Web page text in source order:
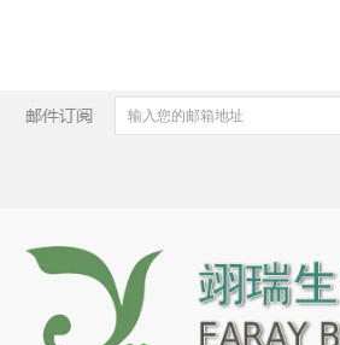
8-氧甲基异欧前胡内酯；异珊
瑚菜素 HPLC≥98% 中药标准
品 对照品